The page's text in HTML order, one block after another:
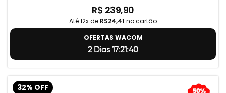
R$ 239,90
Até 12x de R$24,41 no cartão
OFERTAS WACOM
2 Dias 17:21:39
32% OFF